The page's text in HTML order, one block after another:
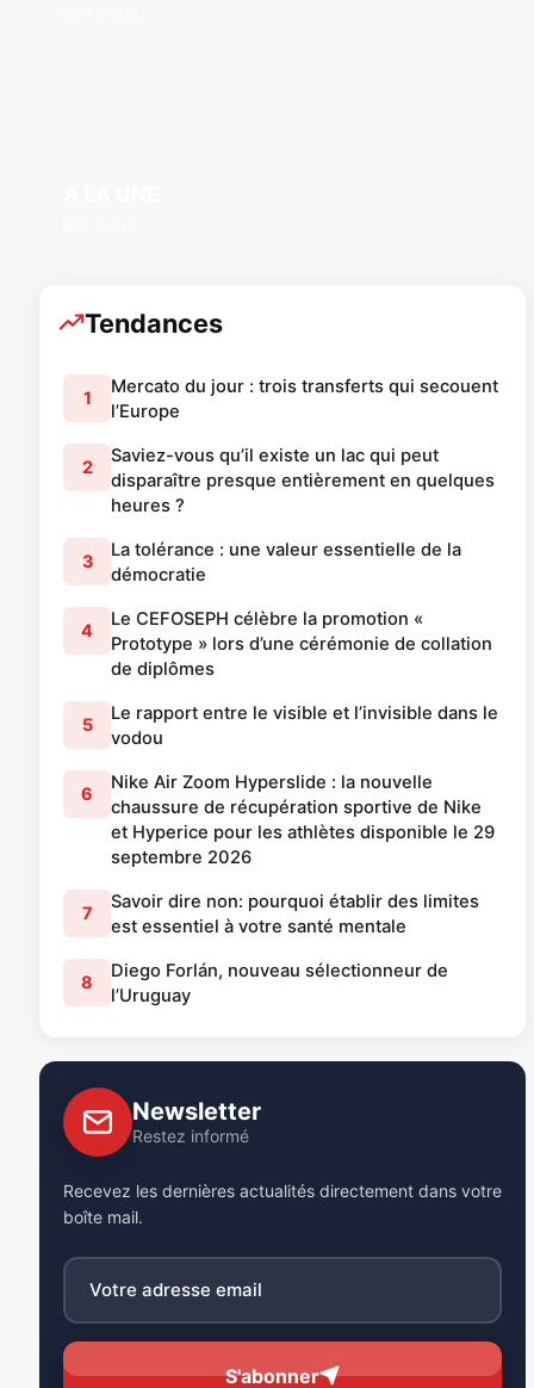
Tendances
1
Mercato du jour : trois transferts qui secouent
l’Europe
2
Saviez-vous qu’il existe un lac qui peut
disparaître presque entièrement en quelques
heures ?
3
La tolérance : une valeur essentielle de la
démocratie
4
Le CEFOSEPH célèbre la promotion «
Prototype » lors d’une cérémonie de collation
de diplômes
5
Le rapport entre le visible et l’invisible dans le
vodou
6
Nike Air Zoom Hyperslide : la nouvelle
chaussure de récupération sportive de Nike
et Hyperice pour les athlètes disponible le 29
septembre 2026
7
Savoir dire non: pourquoi établir des limites
est essentiel à votre santé mentale
8
Diego Forlán, nouveau sélectionneur de
l’Uruguay
Newsletter
Restez informé
Recevez les dernières actualités directement dans votre
boîte mail.
S'abonner